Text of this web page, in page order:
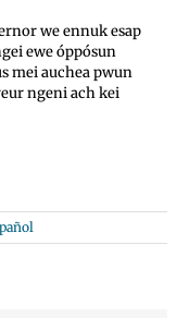
we ennuk esap
ewe óppósun
mei auchea pwun
ngeni ach kei